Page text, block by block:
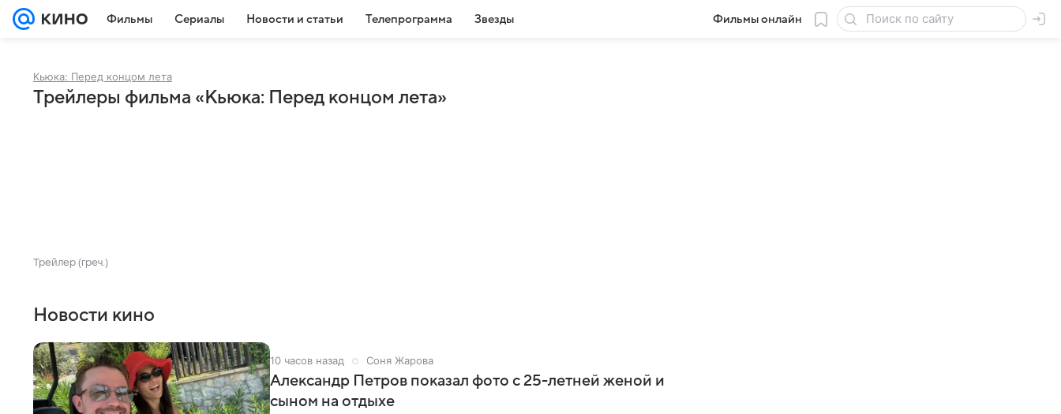
Фильмы Сериалы Новости и статьи Телепрограмма Звезды Фильмы онлайн
Кьюка: Перед концом лета
Трейлеры фильма «Кьюка: Перед концом лета»
Трейлер (греч.)
Новости кино
10 часов назад Соня Жарова
Александр Петров показал фото с 25-летней женой и
сыном на отдыхе